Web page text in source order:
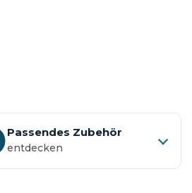
Passendes Zubehör
entdecken